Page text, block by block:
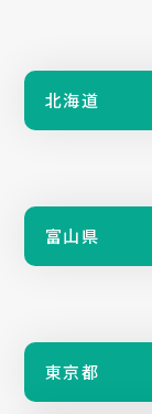
北海道
富山県
東京都